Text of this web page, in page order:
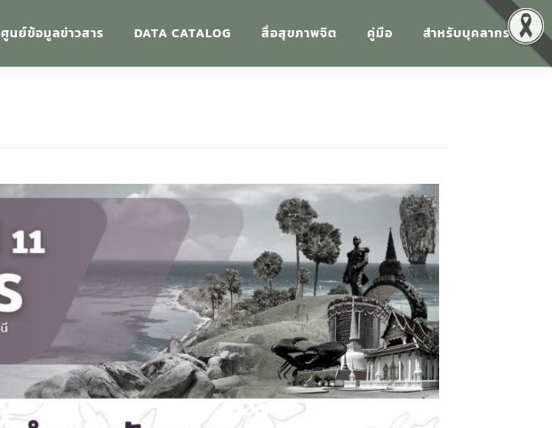
ศูนย์ข้อมูลข่าวสาร DATA CATALOG สื่อสุขภาพจิต คู่มือ สำหรับบุคลากร